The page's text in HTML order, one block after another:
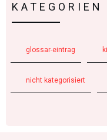
KATEGORIEN
glossar-eintrag
nicht kategorisiert